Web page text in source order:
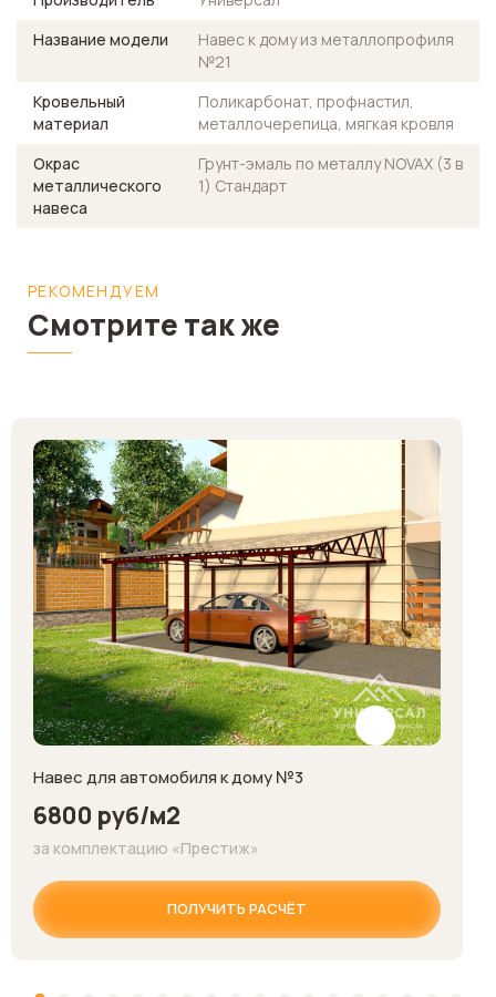
Название модели
Навес к дому из металлопрофиля
№21
Кровельный
материал
Поликарбонат, профнастил,
металлочерепица, мягкая кровля
Окрас
металлического
навеса
Грунт-эмаль по металлу NOVAX (3 в
1) Стандарт
РЕКОМЕНДУЕМ
Смотрите так же
Навес для автомобиля к дому №3
6800 руб/м2
за комплектацию «Престиж»
ПОЛУЧИТЬ РАСЧЁТ